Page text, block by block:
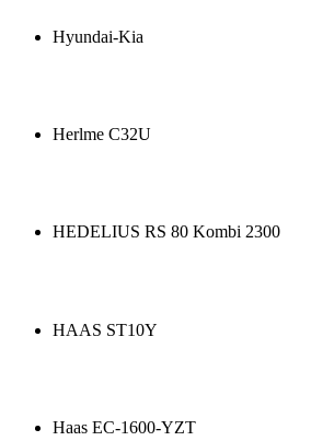
Hyundai-Kia
Herlme C32U
HEDELIUS RS 80 Kombi 2300
HAAS ST10Y
Haas EC-1600-YZT